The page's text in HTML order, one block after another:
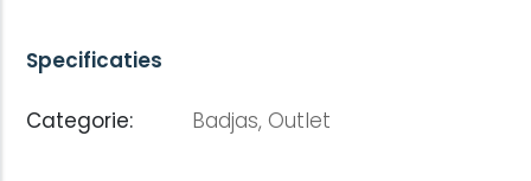
Specificaties
Categorie: Badjas,Outlet